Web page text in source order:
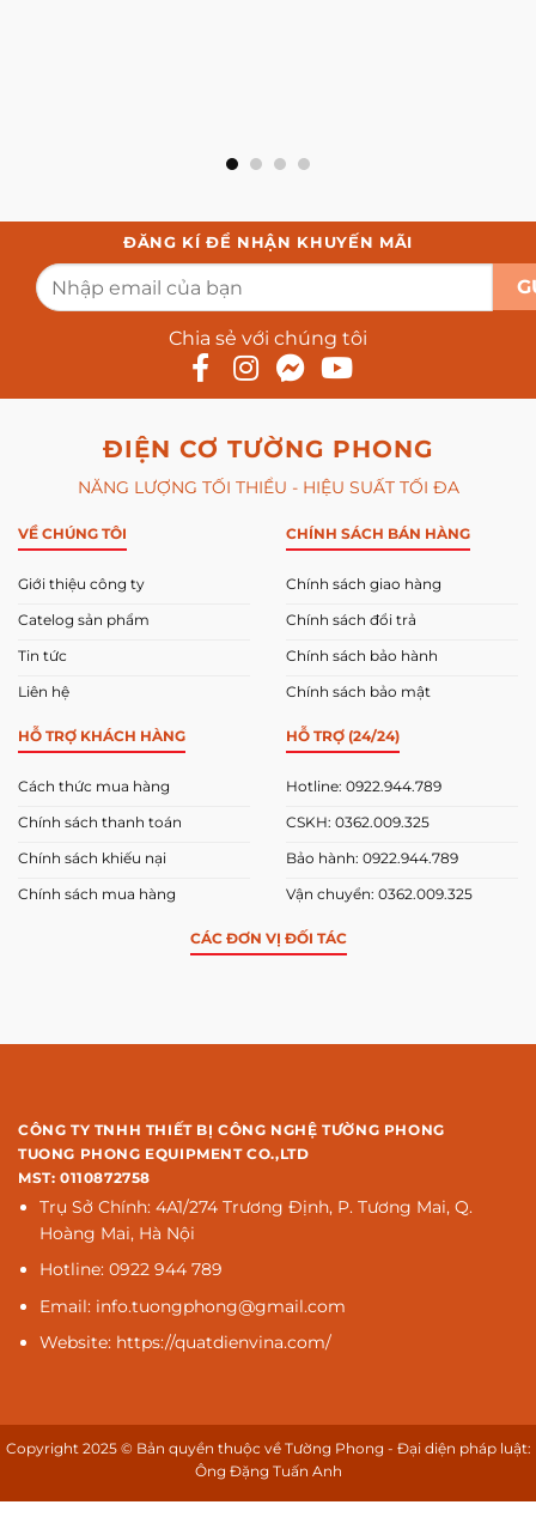
ĐĂNG KÍ ĐỂ NHẬN KHUYẾN MÃI
Chia sẻ với chúng tôi
ĐIỆN CƠ TƯỜNG PHONG
NĂNG LƯỢNG TỐI THIỂU - HIỆU SUẤT TỐI ĐA
VỀ CHÚNG TÔI
Giới thiệu công ty
Catelog sản phẩm
Tin tức
Liên hệ
CHÍNH SÁCH BÁN HÀNG
Chính sách giao hàng
Chính sách đổi trả
Chính sách bảo hành
Chính sách bảo mật
HỖ TRỢ KHÁCH HÀNG
Cách thức mua hàng
Chính sách thanh toán
Chính sách khiếu nại
Chính sách mua hàng
HỖ TRỢ (24/24)
Hotline: 0922.944.789
CSKH: 0362.009.325
Bảo hành: 0922.944.789
Vận chuyển: 0362.009.325
CÁC ĐƠN VỊ ĐỐI TÁC
CÔNG TY TNHH THIẾT BỊ CÔNG NGHỆ TƯỜNG PHONG
TUONG PHONG EQUIPMENT CO.,LTD
MST: 0110872758
Trụ Sở Chính: 4A1/274 Trương Định, P. Tương Mai, Q.
Hoàng Mai, Hà Nội
Hotline: 0922 944 789
Email: info.tuongphong@gmail.com
Website: https://quatdienvina.com/
Copyright 2025 © Bản quyền thuộc về Tường Phong - Đại diện pháp luật:
Ông Đặng Tuấn Anh